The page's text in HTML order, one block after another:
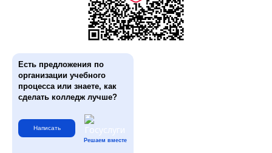
Есть предложения по
организации учебного
процесса или знаете, как
сделать колледж лучше?
Написать
Решаем вместе